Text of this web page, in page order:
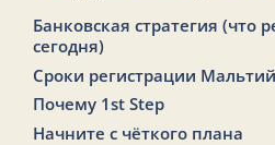
Банковская стратегия (что
сегодня)
Сроки регистрации
Почему 1st Step
Начните с чёткого плана